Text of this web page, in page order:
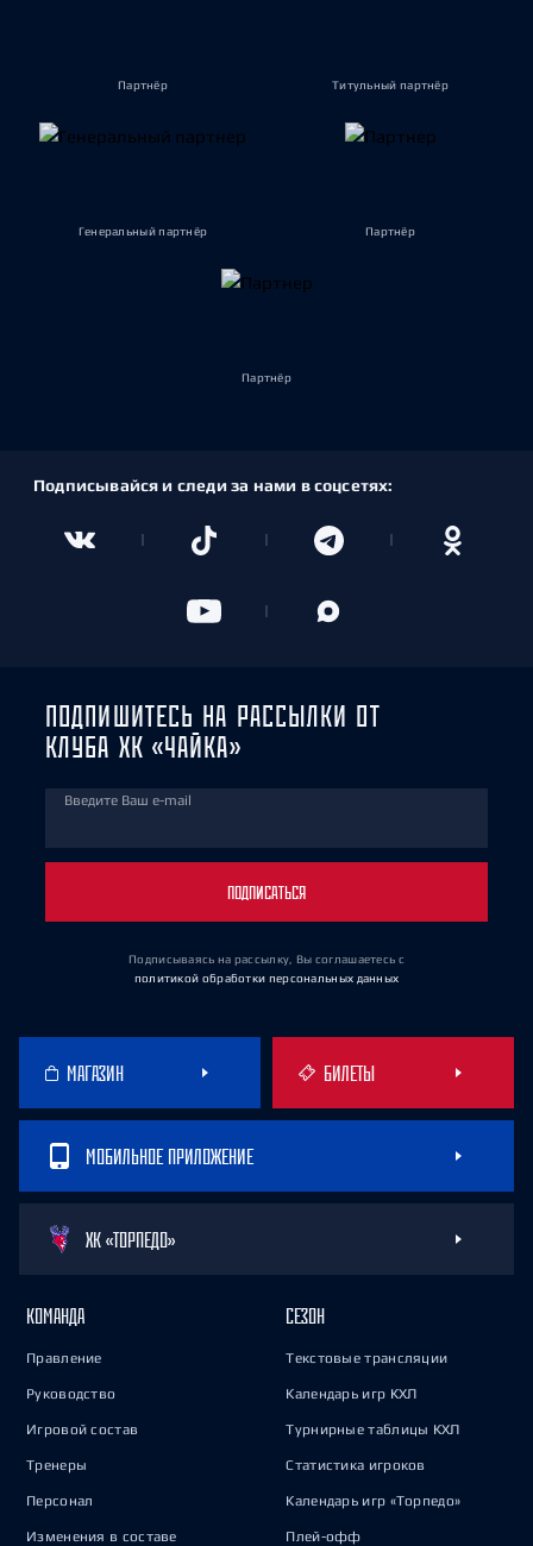
Партнёр Титульный партнёр
Генеральный партнёр Партнёр
Партнёр
Подписывайся и следи за нами в соцсетях:
ПОДПИШИТЕСЬ НА РАССЫЛКИ ОТ
КЛУБА ХК «ЧАЙКА»
Введите Ваш e-mail
ПОДПИСАТЬСЯ
Подписываясь на рассылку, Вы соглашаетесь с
политикой обработки персональных данных
МАГАЗИН БИЛЕТЫ
МОБИЛЬНОЕ ПРИЛОЖЕНИЕ
ХК «ТОРПЕДО»
КОМАНДА
Правление
Руководство
Игровой состав
Тренеры
Персонал
Изменения в составе
СЕЗОН
Текстовые трансляции
Календарь игр КХЛ
Турнирные таблицы КХЛ
Статистика игроков
Календарь игр «Торпедо»
Плей-офф